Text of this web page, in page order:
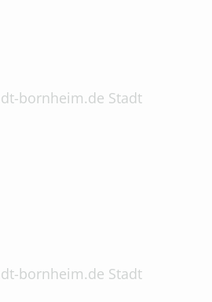
bornheim.de Stadt
bornheim.de Stadt